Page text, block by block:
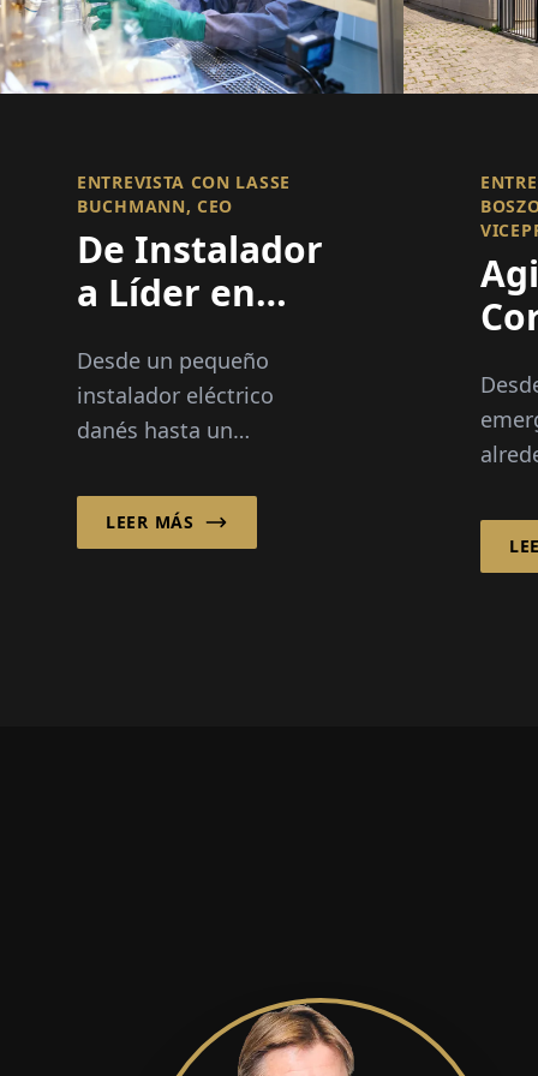
ENTREVISTA CON LASSE
BUCHMANN, CEO
De Instalador
a Líder en
Energéticos
Desde un pequeño
instalador eléctrico
danés hasta un
sistemas de gestión de
edificios, el crecimiento
LEER MÁS
de
en